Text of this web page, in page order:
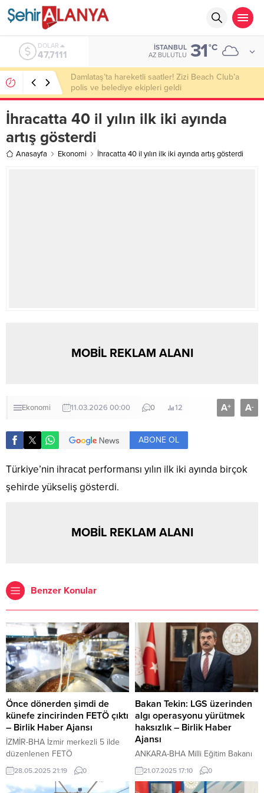
DOLAR
47,7111
İSTANBUL
AZ BULUTLU 31°C
Damlataş’ta hareketli saatler! Zizi Beach Club’a
polis ve belediye ekipleri geldi
İhracatta 40 il yılın ilk iki ayında
artış gösterdi
Anasayfa Ekonomi İhracatta 40 il yılın ilk iki ayında artış gösterdi
MOBİL REKLAM ALANI
Ekonomi 11.03.2026 00:00 0 12 A+ A-
ABONE OL
Türkiye’nin ihracat performansı yılın ilk iki ayında birçok
şehirde yükseliş gösterdi.
MOBİL REKLAM ALANI
Benzer Konular
Önce dönerden şimdi de
künefe zincirinden FETÖ çıktı
– Birlik Haber Ajansı
İZMİR-BHA İzmir merkezli 5 ilde
düzenlenen FETÖ
operasyonunda bir künefe
zinciriyle bağlantılı 33 kişi
gözaltına alınmıştı. Firmayla ilgili
28.05.2025 21:19 0
Bakan Tekin: LGS üzerinden
algı operasyonu yürütmek
haksızlık – Birlik Haber
Ajansı
ANKARA-BHA Milli Eğitim Bakanı
Yusuf Tekin, Türkiye Basın
Federasyonu’nda gerçekleştirilen
“Anadolu Sohbetleri”
21.07.2025 17:10 0